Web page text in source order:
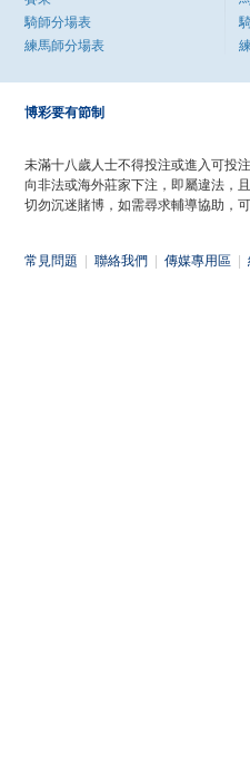
騎師分場表
練馬師分場表
博彩要有節制
未滿十八歲人士不得投注或進入可投注
向非法或海外莊家下注，即屬違法，且
切勿沉迷賭博，如需尋求輔導協助，
常見問題 聯絡我們 傳媒專用區